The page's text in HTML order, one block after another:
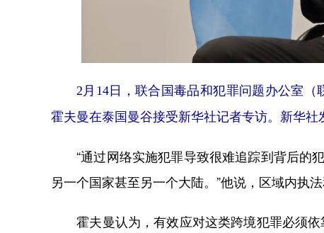
2月14日，联合国毒品和犯罪问题办公室
霍夫曼在泰国曼谷接受新华社记者专访。新华社
“通过网络实施犯罪导致很难追踪到背后的
另一个国家甚至另一个大陆。”他说，区域内执
霍夫曼认为，有效应对这类跨境犯罪必须依